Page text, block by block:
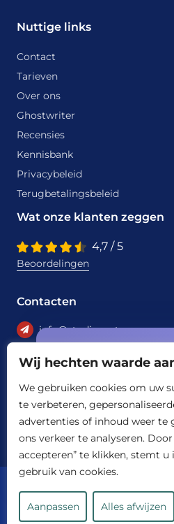
Wij hechten waarde
We gebruiken cookies om uw
te verbeteren,
advertenties of inhoud weer te
ons verkeer te analyseren. Door
accepteren” te klikken, stemt u
gebruik van cookies.
Aanpassen Alles afwijzen
Nuttige links
Contact
Tarieven
Over ons
Ghostwriter
Recensies
Kennisbank
Privacybeleid
Terugbetalingsbeleid
Wat onze klanten zeggen
4,7 / 5
Beoordelingen
Contacten
+31 6 22950297
Betaalmethoden
rechten voorbehouden
Business Center
Speciale
op jouw eerste
Bereken mijn